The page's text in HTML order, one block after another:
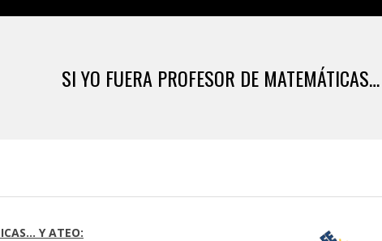
SI YO FUERA PROFESOR DE
Y ATEO: